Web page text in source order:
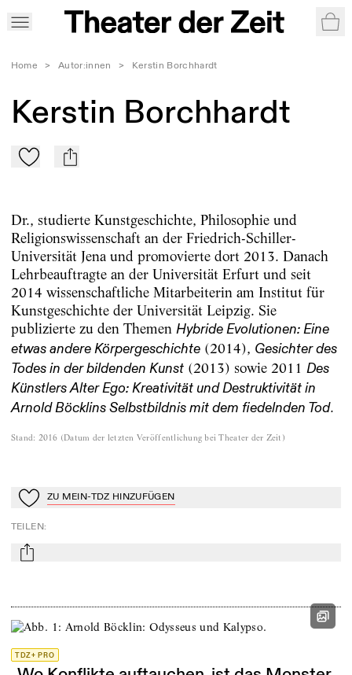
Home > Autor:innen > Kerstin Borchhardt
Kerstin Borchhardt
Zu Mein-TdZ hinzufügen
mail
Dr., studierte Kunstgeschichte, Philosophie und
Religionswissenschaft an der Friedrich-Schiller-
Universität Jena und promovierte dort 2013. Danach
Lehrbeauftragte an der Universität Erfurt und seit
2014 wissenschaftliche Mitarbeiterin am Institut für
Kunstgeschichte der Universität Leipzig. Sie
publizierte zu den Themen Hybride Evolutionen: Eine
etwas andere Körpergeschichte(2014), Gesichter des
Todes in der bildenden Kunst(2013) sowie 2011 Des
Künstlers Alter Ego: Kreativität und Destruktivität in
Arnold Böcklins Selbstbildnis mit dem fiedelnden Tod.
Stand: 2016 (Datum der letzten Veröffentlichung bei Theater der Zeit )
Zu Mein-TdZ hinzufügen
ZU MEIN-TDZ HINZUFÜGEN
TEILEN:
mail
TDZ+ PRO